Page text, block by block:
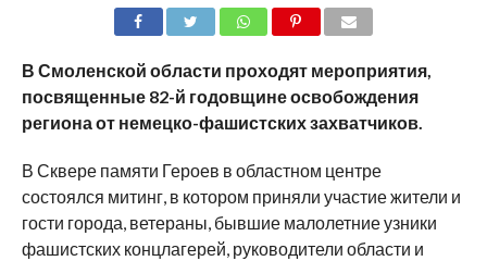
В Смоленской области проходят мероприятия,
посвященные 82-й годовщине освобождения
региона от немецко-фашистских захватчиков.
В Сквере памяти Героев в областном центре
состоялся митинг, в котором приняли участие жители и
гости города, ветераны, бывшие малолетние узники
фашистских концлагерей, руководители области и